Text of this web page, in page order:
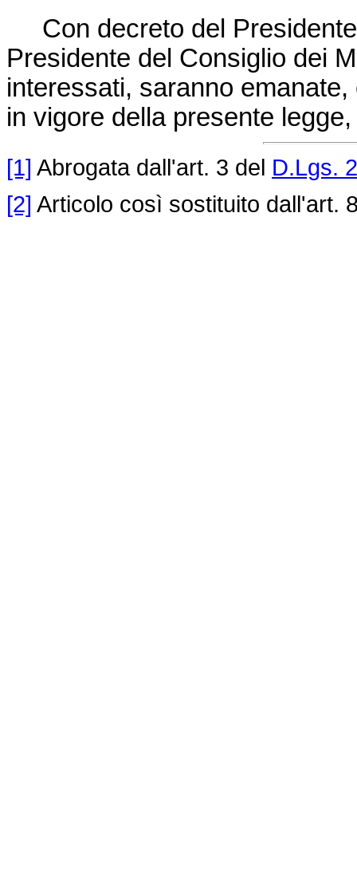
Con decreto del
Presidente del Consiglio dei
interessati, saranno
in vigore della presente
[1] Abrogata dall'art. 3 del D.Lgs.
[2] Articolo così sostituito dall'art.